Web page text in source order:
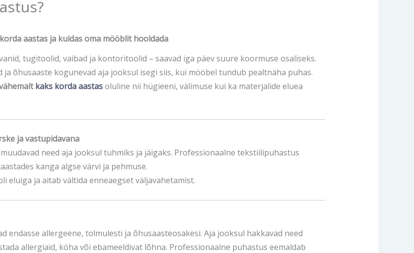
aastas ja kuidas oma mööblit hooldada
tugitoolid, vaibad ja kontoritoolid – saavad iga päev suure koormuse osaliseks.
õhusaaste kogunevad aja jooksul isegi siis, kui mööbel tundub pealtnäha puhas.
kaks korda aastasoluline nii hügieeni, välimuse kui ka materjalide eluea
ja vastupidavana
need aja jooksul tuhmiks ja jäigaks. Professionaalne tekstiilipuhastus
kanga algse värvi ja pehmuse.
eluiga ja aitab vältida enneaegset väljavahetamist.
endasse allergeene, tolmulesti ja õhusaasteosakesi. Aja jooksul hakkavad need
allergiaid, köha või ebameeldivat lõhna. Professionaalne puhastus eemaldab